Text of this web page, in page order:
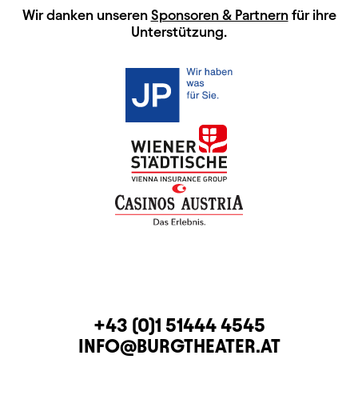
HAUPTSPONSOREN
Wir danken unseren Sponsoren & Partnernfür ihre
Unterstützung.
KONTAKTTELEFON
+43 (0)1 51444 4545
E-MAIL
INFO@BURGTHEATER.AT